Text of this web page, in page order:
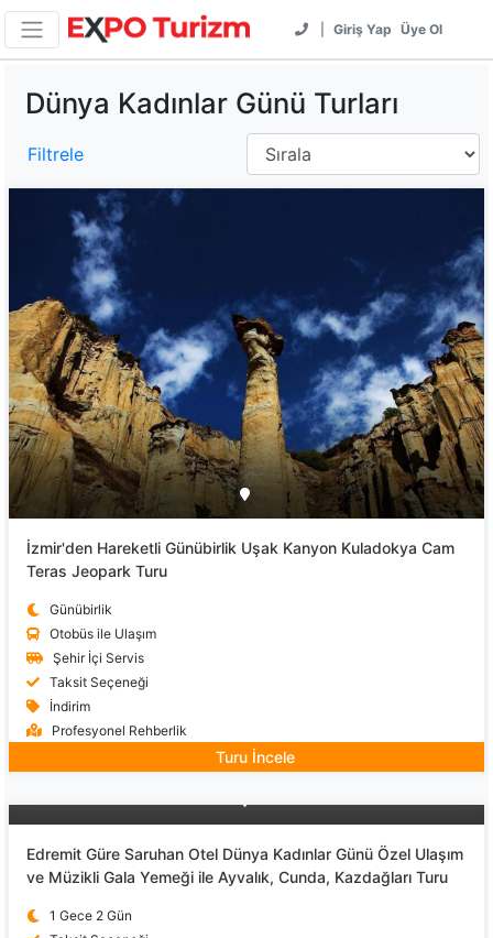
Giriş Yap Üye Ol
Dünya Kadınlar Günü Turları
Filtrele
İzmir'den Hareketli Günübirlik Uşak Kanyon Kuladokya Cam
Teras Jeopark Turu
Günübirlik
Otobüs ile Ulaşım
Şehir İçi Servis
Taksit Seçeneği
İndirim
Profesyonel Rehberlik
Turu İncele
Edremit Güre Saruhan Otel Dünya Kadınlar Günü Özel Ulaşım
ve Müzikli Gala Yemeği ile Ayvalık, Cunda, Kazdağları Turu
1 Gece 2 Gün